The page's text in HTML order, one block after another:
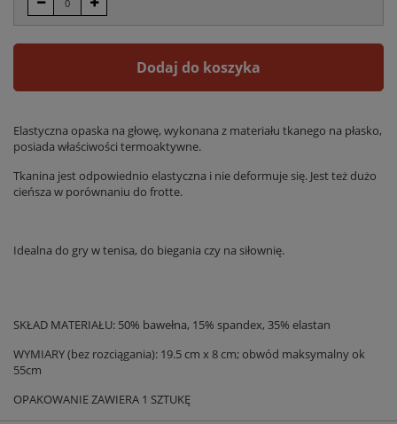
Dodaj do koszyka
Elastyczna opaska na głowę, wykonana z materiału tkanego na płasko,
posiada właściwości termoaktywne.
Tkanina jest odpowiednio elastyczna i nie deformuje się. Jest też dużo
cieńsza w porównaniu do frotte.
Idealna do gry w tenisa, do biegania czy na siłownię.
SKŁAD MATERIAŁU: 50% bawełna, 15% spandex, 35% elastan
WYMIARY (bez rozciągania): 19.5 cm x 8 cm; obwód maksymalny ok
55cm
OPAKOWANIE ZAWIERA 1 SZTUKĘ